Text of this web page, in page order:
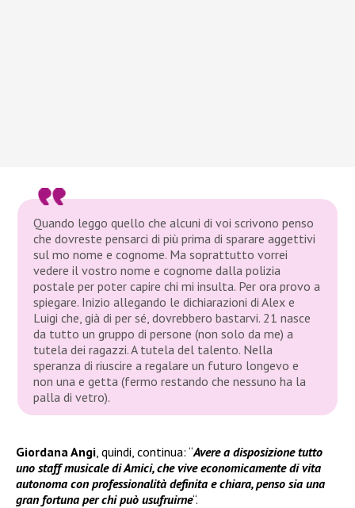
Quando leggo quello che alcuni di voi scrivono penso
che dovreste pensarci di più prima di sparare aggettivi
sul mo nome e cognome. Ma soprattutto vorrei
vedere il vostro nome e cognome dalla polizia
postale per poter capire chi mi insulta. Per ora provo a
spiegare. Inizio allegando le dichiarazioni di Alex e
Luigi che, già di per sé, dovrebbero bastarvi. 21 nasce
da tutto un gruppo di persone (non solo da me) a
tutela dei ragazzi. A tutela del talento. Nella
speranza di riuscire a regalare un futuro longevo e
non una e getta (fermo restando che nessuno ha la
palla di vetro).
Giordana Angi , quindi, continua: “Avere a disposizione tutto
uno staff musicale di Amici, che vive economicamente di vita
autonoma con professionalità definita e chiara, penso sia una
gran fortuna per chi può usufruirne“.